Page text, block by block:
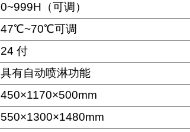
0~999H （可调）
47℃~70℃可调
24 付
具有自动喷淋功能
450×1170×500mm
550×1300×1480mm